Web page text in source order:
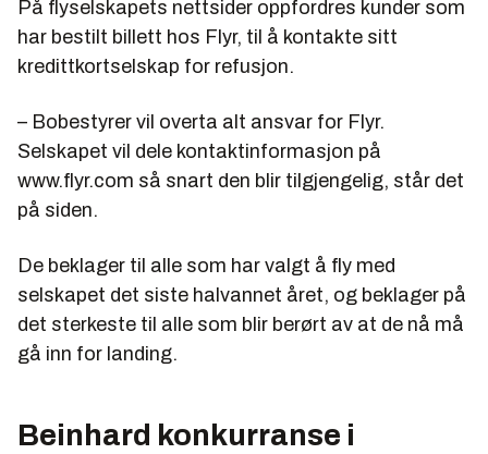
Selskapet opplyste tirsdag 31. januar 2023 at de
begjærer selskapet konkurs 1. februar.
På flyselskapets nettsider oppfordres kunder som
har bestilt billett hos Flyr, til å kontakte sitt
kredittkortselskap for refusjon.
– Bobestyrer vil overta alt ansvar for Flyr.
Selskapet vil dele kontaktinformasjon på
www.flyr.com så snart den blir tilgjengelig, står det
på siden.
De beklager til alle som har valgt å fly med
selskapet det siste halvannet året, og beklager på
det sterkeste til alle som blir berørt av at de nå må
gå inn for landing.
Beinhard konkurranse i